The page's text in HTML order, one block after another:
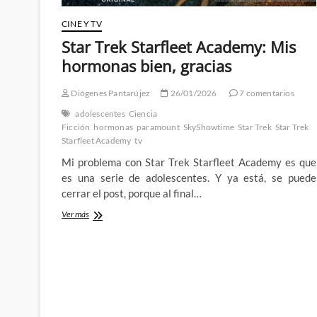
CINE Y TV
Star Trek Starfleet Academy: Mis
hormonas bien, gracias
Diógenes Pantarújez 26/01/2026
7 comentarios
adolescentes Ciencia
Ficción hormonas paramount SkyShowtime Star Trek Star Trek
Starfleet Academy tv
Mi problema con Star Trek Starfleet Academy es que
es una serie de adolescentes. Y ya está, se puede
cerrar el post, porque al final…
Ver másStar